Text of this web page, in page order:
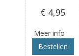
€ 4,95
Meer info
Bestellen